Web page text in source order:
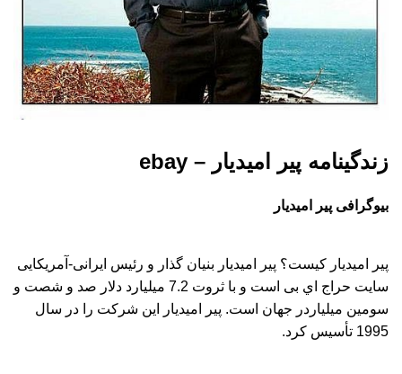
زندگینامه پیر امیدیار – ebay
بیوگرافی پیر امیدیار
پير اميديار کیست؟ پير اميديار بنيان گذار و رئيس ايرانی-آمريکايی
سايت حراج اي بی است و با ثروت 7.2 ميليارد دلار صد و شصت و
سومين ميلياردر جهان است. پير اميديار اين شرکت را در سال
1995 تأسيس کرد.